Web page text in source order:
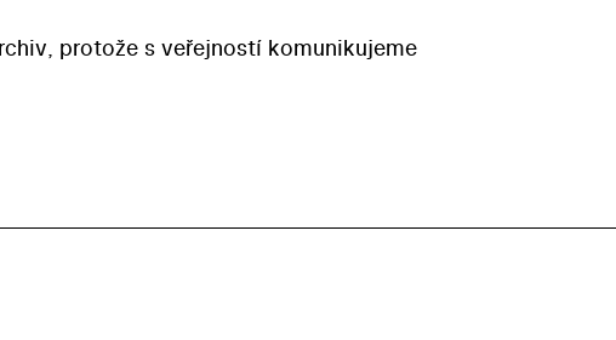
protože s veřejností komunikujeme